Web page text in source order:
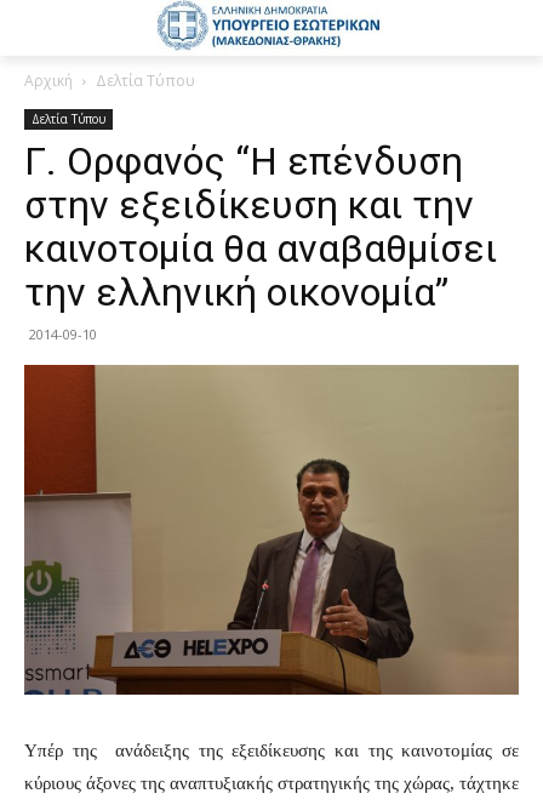
Αρχική Δελτία Τύπου
Δελτία Τύπου
Γ. Ορφανός “Η επένδυση
στην εξειδίκευση και την
καινοτομία θα αναβαθμίσει
την ελληνική οικονομία”
2014-09-10
Υπέρ της ανάδειξης της εξειδίκευσης και της καινοτομίας σε
κύριους άξονες της αναπτυξιακής στρατηγικής της χώρας, τάχτηκε